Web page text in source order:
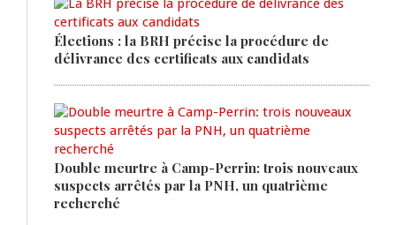
Élections : la BRH précise la procédure de
délivrance des certificats aux candidats
Double meurtre à Camp-Perrin: trois nouveaux
suspects arrêtés par la PNH, un quatrième
recherché